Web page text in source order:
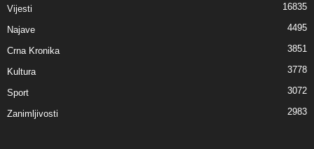
Vijesti 16835
Najave 4495
Crna Kronika 3851
Kultura 3778
Sport 3072
Zanimljivosti 2983